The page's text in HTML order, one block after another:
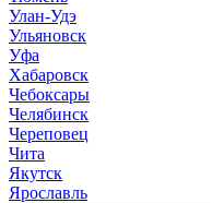
Улан-Удэ
Ульяновск
Уфа
Хабаровск
Чебоксары
Челябинск
Череповец
Чита
Якутск
Ярославль